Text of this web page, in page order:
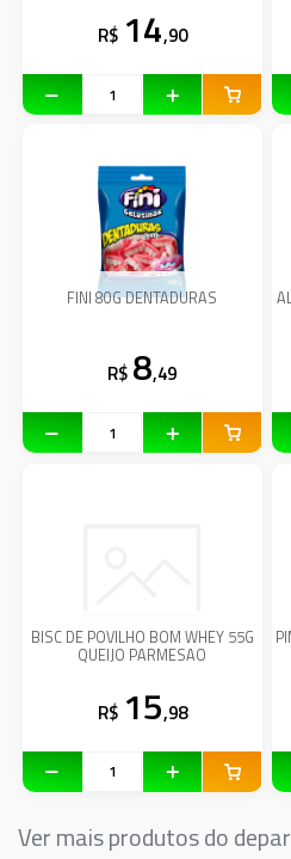
R$ 14,90
FINI 80G DENTADURAS
R$ 8,49
BISC DE POVILHO BOM WHEY 55G
QUEIJO PARMESAO
R$ 15,98
Ver mais produtos do